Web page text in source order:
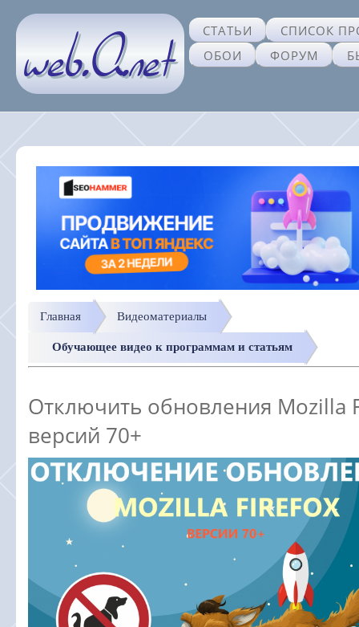
СТАТЬИ
СПИСОК
ОБОИ
ФОРУМ
Главная Видеоматериалы
Обучающее видео к программам и статьям
Отключить обновления Mozilla
версий 70+